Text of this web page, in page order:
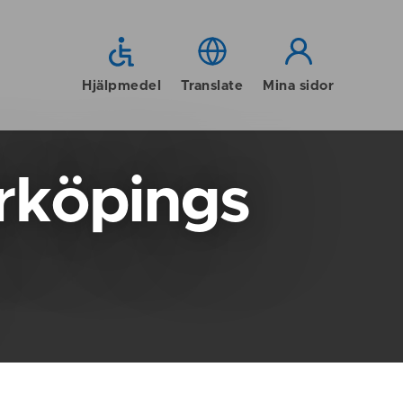
Hjälpmedel Translate Mina sidor